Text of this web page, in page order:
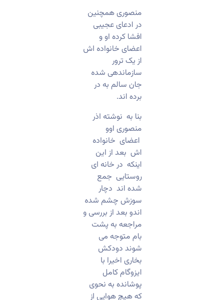
منصوری همچنین
در ادعای عجیبی
افشا کرده او و
اعضای خانواده اش
از یک ترور
سازماندهی شده
جان سالم به در
برده اند.
بنا به نوشته اذر
منصوری اوو
اعضای خانواده
اش بعد از این
اینکه در خانه ای
روستایی جمع
شده اند دچار
سوزش چشم شده
اندو بعد از بررسی و
مراجعه به پشت
بام متوجه می
شوند دودکش
بخاری اخیرا با
ایزوگام کامل
پوشانده‌ به نحوی
که هیچ هوایی از